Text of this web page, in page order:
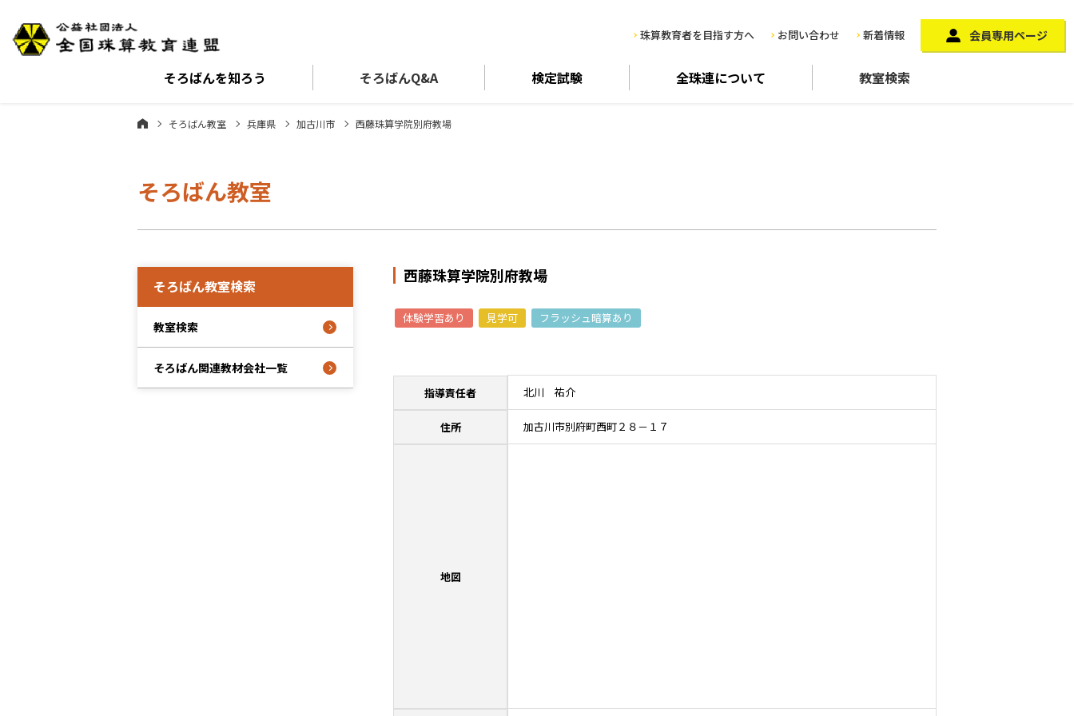
珠算教育者を目指す方へ お問い合わせ 新着情報 会員専用ページ
そろばんを知ろう そろばんQ&A 検定試験 全珠連について 教室検索
そろばん教室 兵庫県 加古川市 西藤珠算学院別府教場
そろばん教室
西藤珠算学院別府教場
体験学習あり 見学可 フラッシュ暗算あり
指導責任者 北川 祐介
住所 加古川市別府町西町２８－１７
地図
そろばん教室検索
教室検索
そろばん関連教材会社一覧